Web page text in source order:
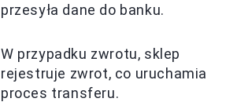
przesyła dane do banku.
W przypadku zwrotu, sklep
rejestruje zwrot, co uruchamia
proces transferu.